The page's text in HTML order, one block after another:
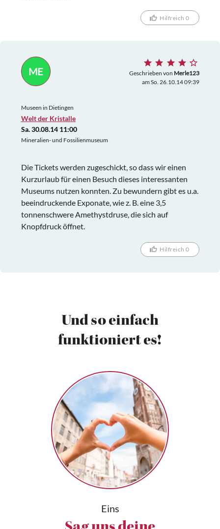
Hilfreich 0
ME Geschrieben von Merle123
am So. 26.10.14 09:39
Museen in Dietingen
Welt der Kristalle
Sa. 30.08.14 11:00
Mineralien- und Fossilienmuseum
Die Tickets werden zugeschickt, so dass wir einen
Kurzurlaub für einen Besuch dieses interessanten
Museums nutzen konnten. Zu bewundern gibt es u.a.
beeindruckende Exponate, wie z. B. eine 3,5
tonnenschwere Amethystdruse, die sich auf
Knopfdruck öffnet.
Hilfreich 0
Und so einfach
funktioniert es!
Eins